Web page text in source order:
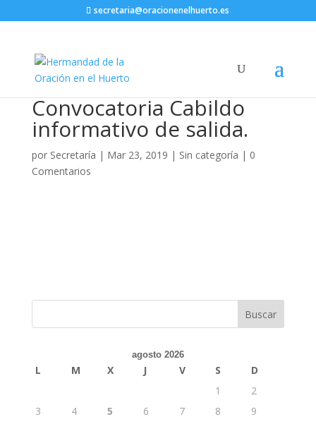
secretaria@oracionenelhuerto.es
Convocatoria Cabildo
informativo de salida.
por Secretaría | Mar 23, 2019 | Sin categoría | 0
Comentarios
agosto 2026
L M X J V S
D
1
2
3
4 5 6 7 8
9